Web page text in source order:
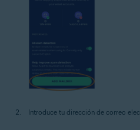
Introduce tu dirección de correo